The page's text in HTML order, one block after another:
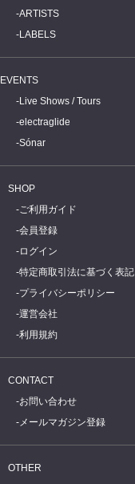
ARTISTS
LABELS
EVENTS
Live Shows / Tours
electraglide
Sónar
SHOP
ご利用ガイド
会員登録
ログイン
特定商取引法に基づく表記
プライバシーポリシー
運営会社
利用規約
CONTACT
お問い合わせ
メールマガジン登録
OTHER